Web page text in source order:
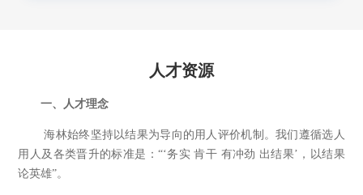
联系我们
English
人才资源
一、 人才理念
海林始终坚持以结果为导向的用人评价机制。我们遵循选人
用人及各类晋升的标准是：“‘务实 肯干 有冲劲 出结果’，以结果
论英雄”。